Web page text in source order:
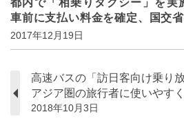
都内で「相乗りタクシー」を実
車前に支払い料金を確定、国交
2017年12月19日
高速バスの「訪日客向け乗り
アジア圏の旅行者に使いやす
2018年10月3日